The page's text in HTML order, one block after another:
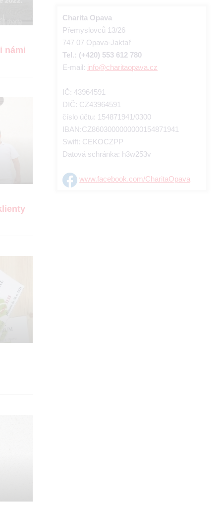
Charita Opava
Přemyslovců 13/26
747 07 Opava-Jaktař
Tel.: (+420) 553 612 780
E-mail: info@charitaopava.cz
IČ: 43964591
DIČ: CZ43964591
číslo účtu: 154871941/0300
IBAN:CZ8603000000000154871941
Swift: CEKOCZPP
Datová schránka: h3w253v
www.facebook.com/CharitaOpava
námi